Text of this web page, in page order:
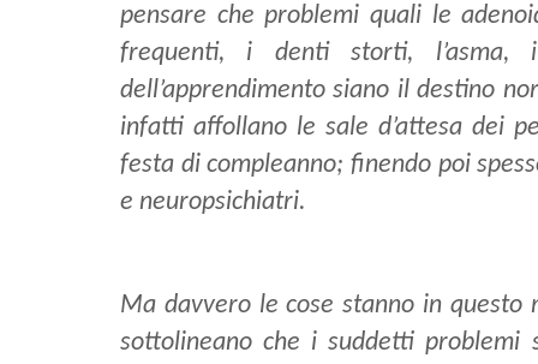
pensare che problemi quali le
frequenti, i denti storti, l’asma,
dell’apprendimento siano il destino
infatti affollano le sale d’attesa dei
festa di compleanno; finendo poi
e neuropsichiatri.
Ma davvero le cose stanno in questo
sottolineano che i suddetti problemi